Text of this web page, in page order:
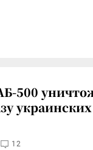
500
12